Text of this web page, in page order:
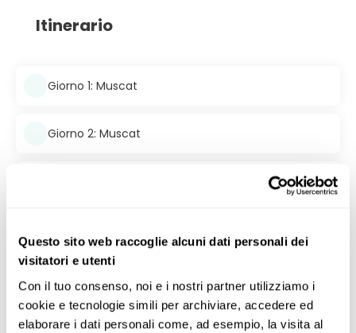
Questo sito web raccoglie alcuni dati personali dei
visitatori e utenti
Con il tuo consenso, noi e i nostri partner utilizziamo i
cookie e tecnologie simili per archiviare, accedere ed
elaborare i dati personali come, ad esempio, la visita al
Itinerario
Giorno 1: Muscat
Giorno 2: Muscat
Giorno 6: Jabal Akhdar, Nizwa